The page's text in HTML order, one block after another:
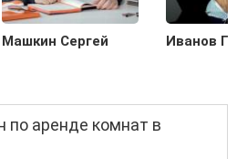
Машкин Сергей Иванов
по аренде комнат в